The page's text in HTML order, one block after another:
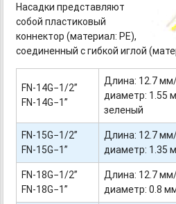
Насадки представляют
собой пластиковый
коннектор (материал: PE),
соединенный с гибкой иглой
FN-14G−1/2”
FN-14G−1”
Длина: 12.7
диаметр: 1.55
зеленый
FN-15G−1/2”
FN-15G−1”
Длина: 12.7
диаметр: 1.35
FN-18G−1/2”
FN-18G−1”
Длина: 12.7
диаметр: 0.8